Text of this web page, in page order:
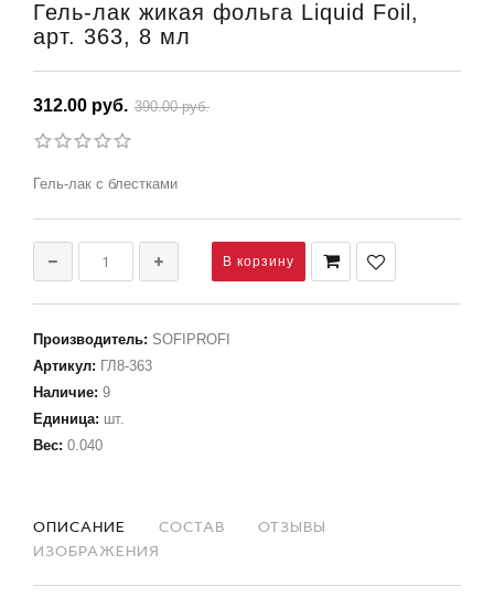
Гель-лак жикая фольга Liquid Foil,
арт. 363, 8 мл
312.00 руб. 390.00 руб.
Гель-лак с блестками
Производитель: SOFIPROFI
Артикул: ГЛ8-363
Наличие: 9
Единица: шт.
Вес: 0.040
ОПИСАНИЕ СОСТАВ
ОТЗЫВЫ
ИЗОБРАЖЕНИЯ